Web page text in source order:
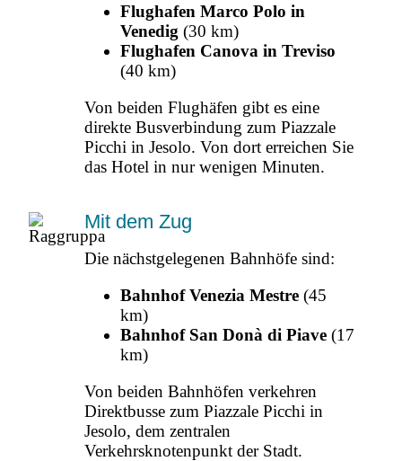
Flughafen Marco Polo in
Venedig (30 km)
Flughafen Canova in Treviso
(40 km)
Von beiden Flughäfen gibt es eine
direkte Busverbindung zum Piazzale
Picchi in Jesolo. Von dort erreichen Sie
das Hotel in nur wenigen Minuten.
Mit dem Zug
Die nächstgelegenen Bahnhöfe sind:
Bahnhof Venezia Mestre (45
km)
Bahnhof San Donà di Piave (17
km)
Von beiden Bahnhöfen verkehren
Direktbusse zum Piazzale Picchi in
Jesolo, dem zentralen
Verkehrsknotenpunkt der Stadt.